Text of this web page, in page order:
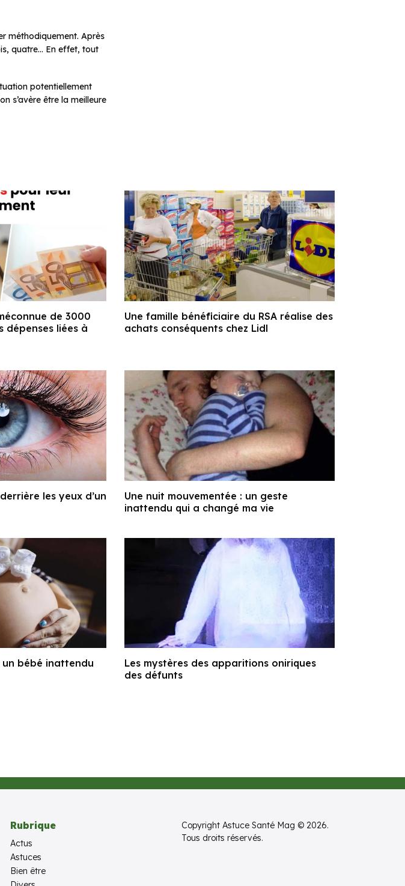
méthodiquement. Après
quatre… En effet, tout
potentiellement
s’avère être la meilleure
de 3000
dépenses liées à
Une famille bénéficiaire du RSA réalise des
achats conséquents chez Lidl
les yeux d’un
Une nuit mouvementée : un geste
inattendu qui a changé ma vie
bébé inattendu
Les mystères des apparitions oniriques
des défunts
Rubrique
Actus
Astuces
Bien être
Copyright Astuce Santé Mag © 2026.
Tous droits réservés.